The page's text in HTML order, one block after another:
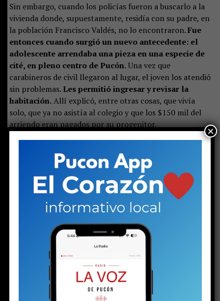
Sin embargo, cuando los policías fueron a buscarlo a la
vivienda donde, supuestamente, residía con su padre, en
la población Francisco Valdés, no lo encontraron.Fue
entonces cuando surgió un nuevo antecedente: el
adolescente arrendaba una pieza en una especie de
cité, en pleno centro de Pucón.Una vez que
carabineros de civil llegaron al lugar, el joven los atendió
sin problemas. Les permitió ingresar y revisar la
habitación.Allí explicó, entre otras cosas, que vivía
solo, que ya no asistía al colegio y que los $150 mil del
arriendo eran pagados por su progenitor.
También hallaron un arma calibre .22 con algunas
municiones, marihuana, cocaína y $270 mil en
efectivo. Por ello, el fiscal Calderara solicitó la
ampliación del plazo de la detención, ya que los
elementos encontrados hacen necesario investigar una
Pero ese no es el único aspecto que debe esclarecerse.
Calderara explicó que aún faltan peritajes para
determinar si el arma incautada corresponde a la
que aparece en el video de la riña. Y ese detalle no
es menor, porque las implicancias podrían hacer que
×